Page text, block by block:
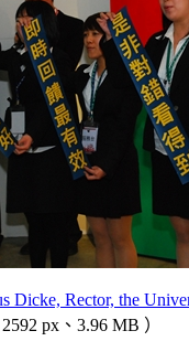
Dicke, Rector, the
2592 px、3.96 MB ）